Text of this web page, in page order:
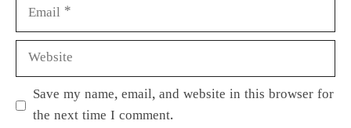
Save my name, email, and website in this browser for
the next time I comment.